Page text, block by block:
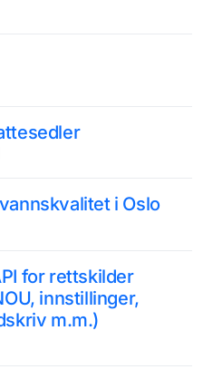
i Oslo
for rettskilder
innstillinger,
m.m.)